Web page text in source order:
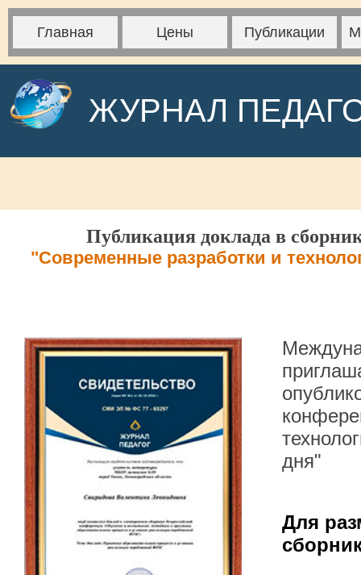
Главная Цены Публикации
ЖУРНАЛ
Публикация доклада в
"Современные разработки и
дня"
Для